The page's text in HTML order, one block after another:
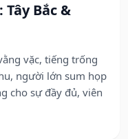
Tây Bắc &
vặc, tiếng trống
người lớn sum họp
cho sự đầy đủ, viên